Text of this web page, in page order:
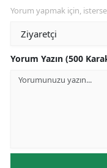
Yorum yapmak için,
Yorum Yazın (500